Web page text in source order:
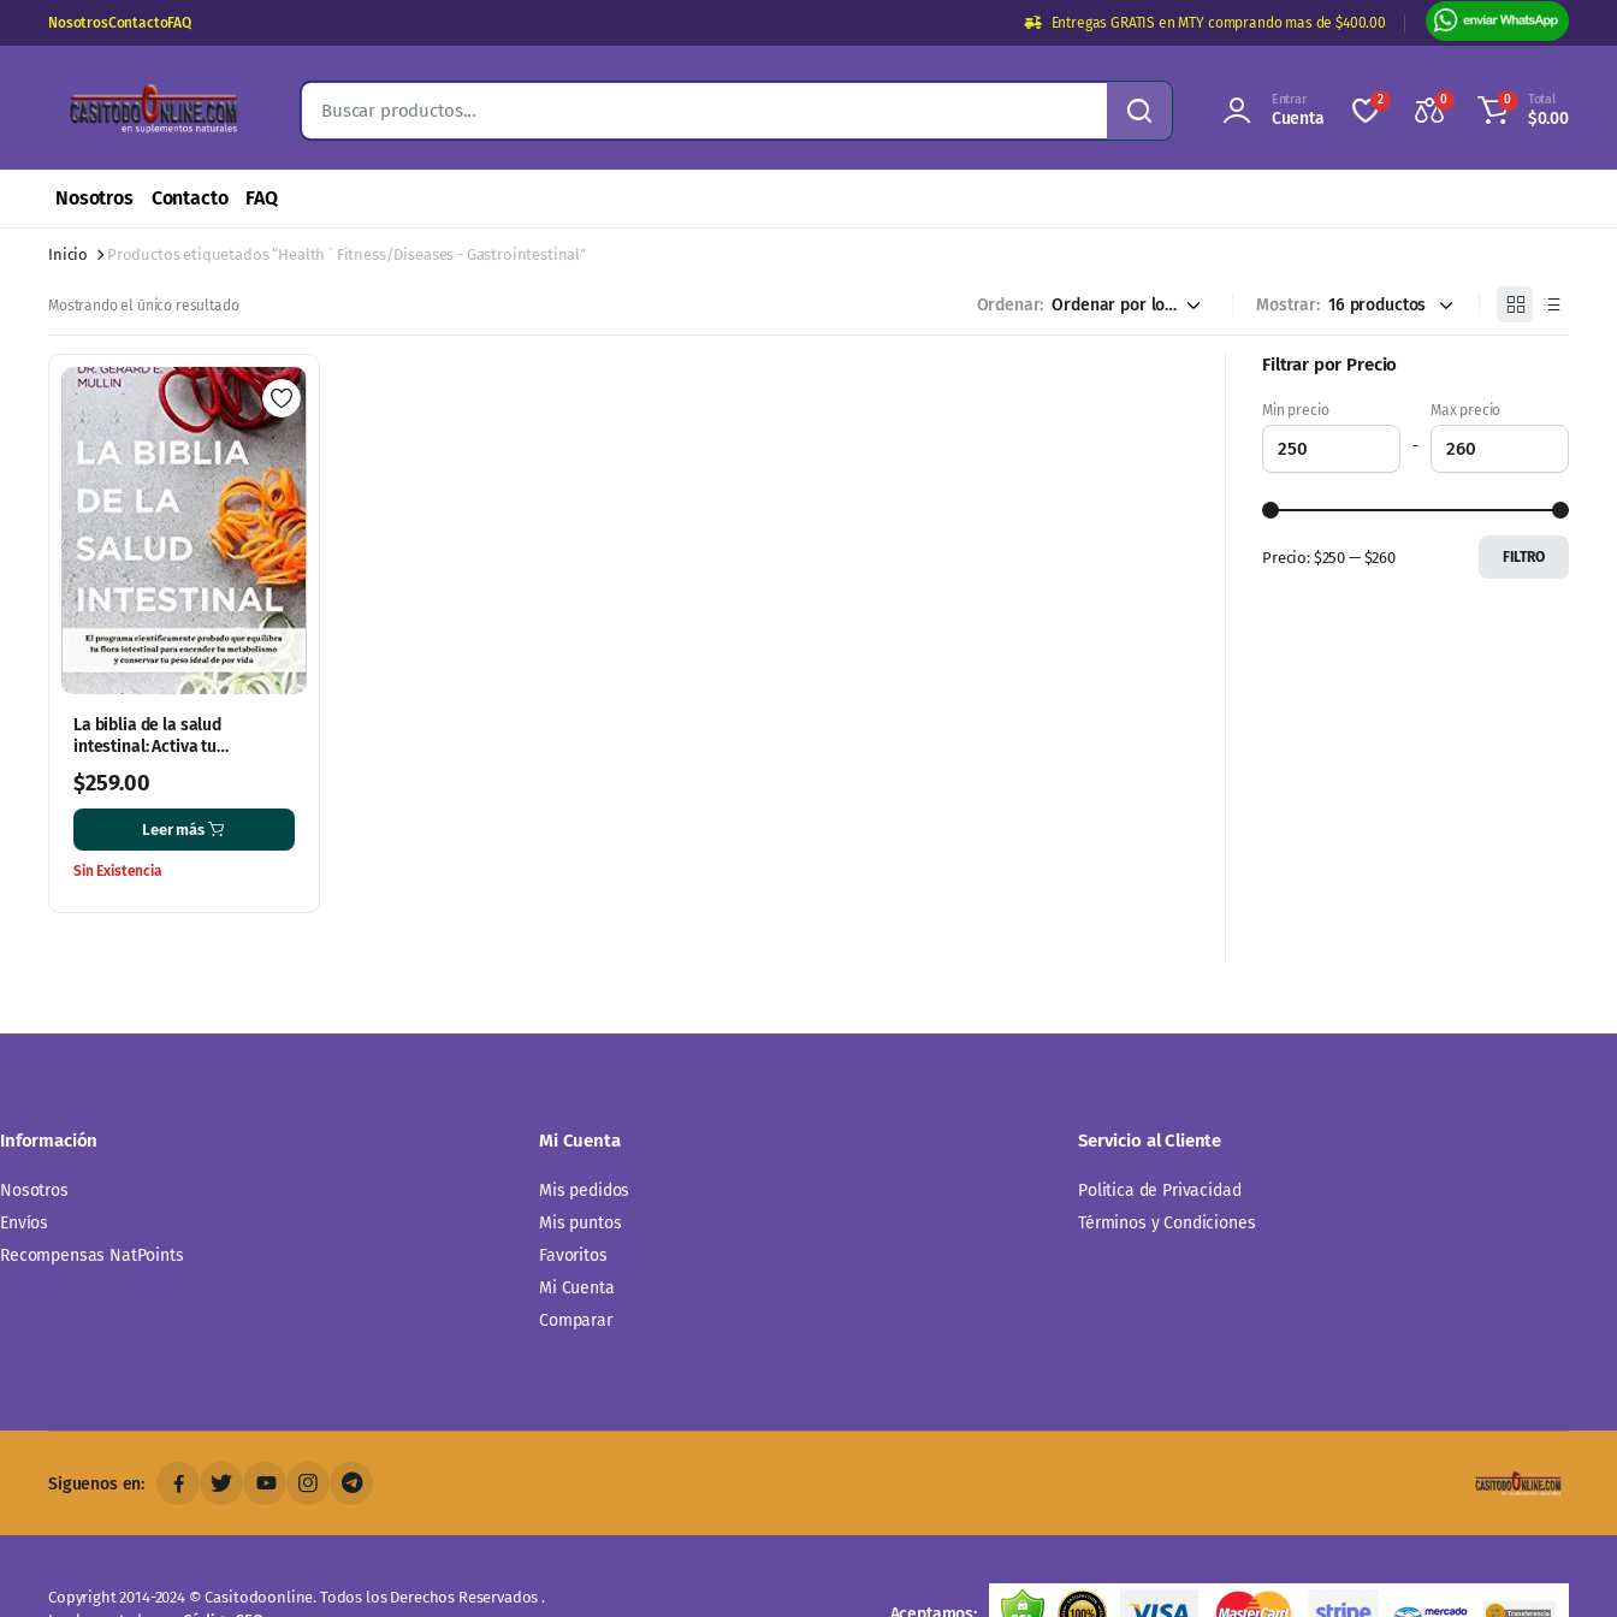
NosotrosContactoFAQ Entregas GRATIS en MTY comprando mas de $400.00
Entrar
Cuenta
2 0 0 Total
$0.00
Nosotros Contacto FAQ
Inicio Productos etiquetados “Health ` Fitness/Diseases - Gastrointestinal”
Mostrando el único resultado Ordenar: Mostrar:
La biblia de la salud
intestinal: Activa tu
metabolismo, restablece tu
flora interna y pierde peso
para siempre
$259.00
Leer más
Sin Existencia
Filtrar por Precio
Min precio
-
Max precio
FILTRO
Precio: $250 — $260
Información
Nosotros
Envíos
Recompensas NatPoints
Mi Cuenta
Mis pedidos
Mis puntos
Favoritos
Mi Cuenta
Comparar
Servicio al Cliente
Politica de Privacidad
Términos y Condiciones
Siguenos en:
Copyright 2014-2024 © Casitodoonline. Todos los Derechos Reservados .